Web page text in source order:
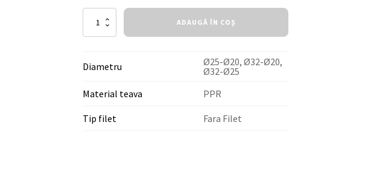
Cantitate
ADAUGĂ ÎN COȘ
Diametru
Ø25-Ø20, Ø32-Ø20,
Ø32-Ø25
Material teava
PPR
Tip filet Fara Filet